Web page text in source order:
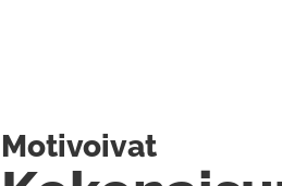
Motivoivat